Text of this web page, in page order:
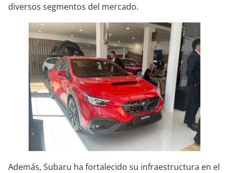
diversos segmentos del mercado.
Además, Subaru ha fortalecido su infraestructura en el